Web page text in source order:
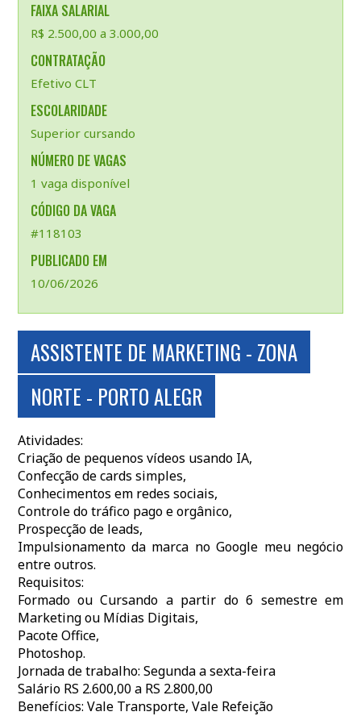
FAIXA SALARIAL
R$ 2.500,00 a 3.000,00
CONTRATAÇÃO
Efetivo CLT
ESCOLARIDADE
Superior cursando
NÚMERO DE VAGAS
1 vaga disponível
CÓDIGO DA VAGA
#118103
PUBLICADO EM
10/06/2026
ASSISTENTE DE MARKETING - ZONA
NORTE - PORTO ALEGR
Atividades:
Criação de pequenos vídeos usando IA,
Confecção de cards simples,
Conhecimentos em redes sociais,
Controle do tráfico pago e orgânico,
Prospecção de leads,
Impulsionamento da marca no Google meu negócio
entre outros.
Requisitos:
Formado ou Cursando a partir do 6 semestre em
Marketing ou Mídias Digitais,
Pacote Office,
Photoshop.
Jornada de trabalho: Segunda a sexta-feira
Salário RS 2.600,00 a RS 2.800,00
Benefícios: Vale Transporte, Vale Refeição